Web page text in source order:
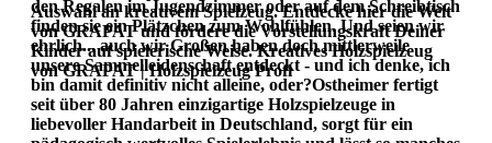
Auswahl an kreativem Spielzeug. Entdecke hier die Welt
von GRAPAT und fördere die Vorstellungskraft Deiner
Kinder auf spielerische Weise. Kreatives Holzspielzeug
von GRAPAT | Holzspielzeug Profi
den Regalen im Jugendzimmer oder auf dem Schreibtisch
finden sie ein Plätzchen zum Wohlfühlen. Und seien wir
ehrlich... auch wir Großen haben doch mittlerweile
unsere Sammelleidenschaft entdeckt - und ich denke, ich
bin damit definitiv nicht alleine, oder?Ostheimer fertigt
seit über 80 Jahren einzigartige Holzspielzeuge in
liebevoller Handarbeit in Deutschland, sorgt für ein